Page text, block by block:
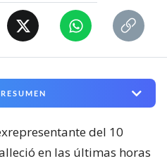
del 10
en las últimas horas